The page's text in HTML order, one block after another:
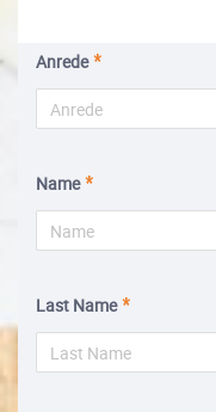
Anrede
Name
Last Name